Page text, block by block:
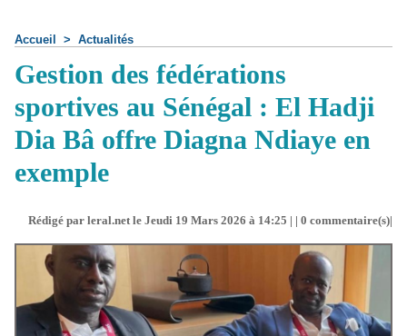
Accueil > Actualités
Gestion des fédérations
sportives au Sénégal : El Hadji
Dia Bâ offre Diagna Ndiaye en
exemple
Rédigé par leral.net le Jeudi 19 Mars 2026 à 14:25 | | 0 commentaire(s)|